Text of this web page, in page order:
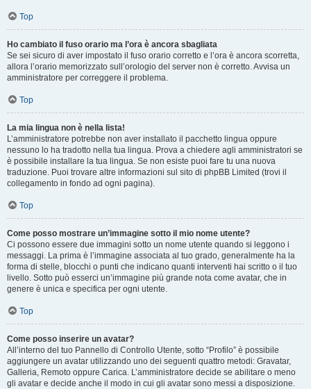
Top
Ho cambiato il fuso orario ma l’ora è ancora sbagliata
Se sei sicuro di aver impostato il fuso orario corretto e l’ora è ancora scorretta,
allora l’orario memorizzato sull’orologio del server non è corretto. Avvisa un
amministratore per correggere il problema.
Top
La mia lingua non è nella lista!
L’amministratore potrebbe non aver installato il pacchetto lingua oppure
nessuno lo ha tradotto nella tua lingua. Prova a chiedere agli amministratori se
è possibile installare la tua lingua. Se non esiste puoi fare tu una nuova
traduzione. Puoi trovare altre informazioni sul sito di phpBB Limited (trovi il
collegamento in fondo ad ogni pagina).
Top
Come posso mostrare un’immagine sotto il mio nome utente?
Ci possono essere due immagini sotto un nome utente quando si leggono i
messaggi. La prima è l’immagine associata al tuo grado, generalmente ha la
forma di stelle, blocchi o punti che indicano quanti interventi hai scritto o il tuo
livello. Sotto può esserci un’immagine più grande nota come avatar, che in
genere è unica e specifica per ogni utente.
Top
Come posso inserire un avatar?
All’interno del tuo Pannello di Controllo Utente, sotto “Profilo” è possibile
aggiungere un avatar utilizzando uno dei seguenti quattro metodi: Gravatar,
Galleria, Remoto oppure Carica. L’amministratore decide se abilitare o meno
gli avatar e decide anche il modo in cui gli avatar sono messi a disposizione.